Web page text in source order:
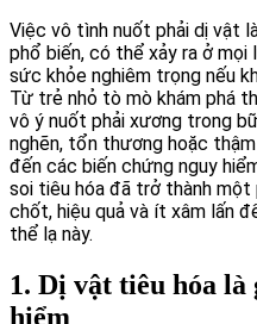
Việc vô tình nuốt phải dị vật
phổ biến, có thể xảy ra ở mọi
sức khỏe nghiêm trọng nếu
Từ trẻ nhỏ tò mò khám phá
vô ý nuốt phải xương trong
nghẽn, tổn thương hoặc
đến các biến chứng nguy
soi tiêu hóa đã trở thành
chốt, hiệu quả và ít xâm lấn
thể lạ này.
1. Dị vật tiêu hóa là
hiểm